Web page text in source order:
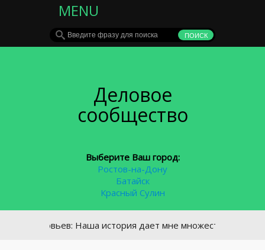
MENU
Деловое
сообщество
Выберите Ваш город:
Ростов-на-Дону
Батайск
Красный Сулин
Наша история дает мне множество уроков для